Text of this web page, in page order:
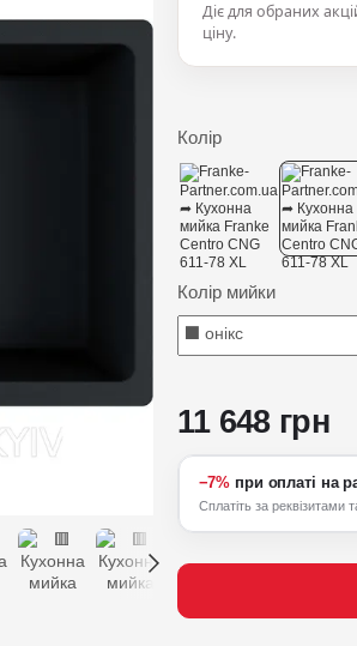
Діє для обраних
ціну.
Колір
Колір мийки
11 648 грн
−7% при оплаті на
Сплатіть за реквізитами